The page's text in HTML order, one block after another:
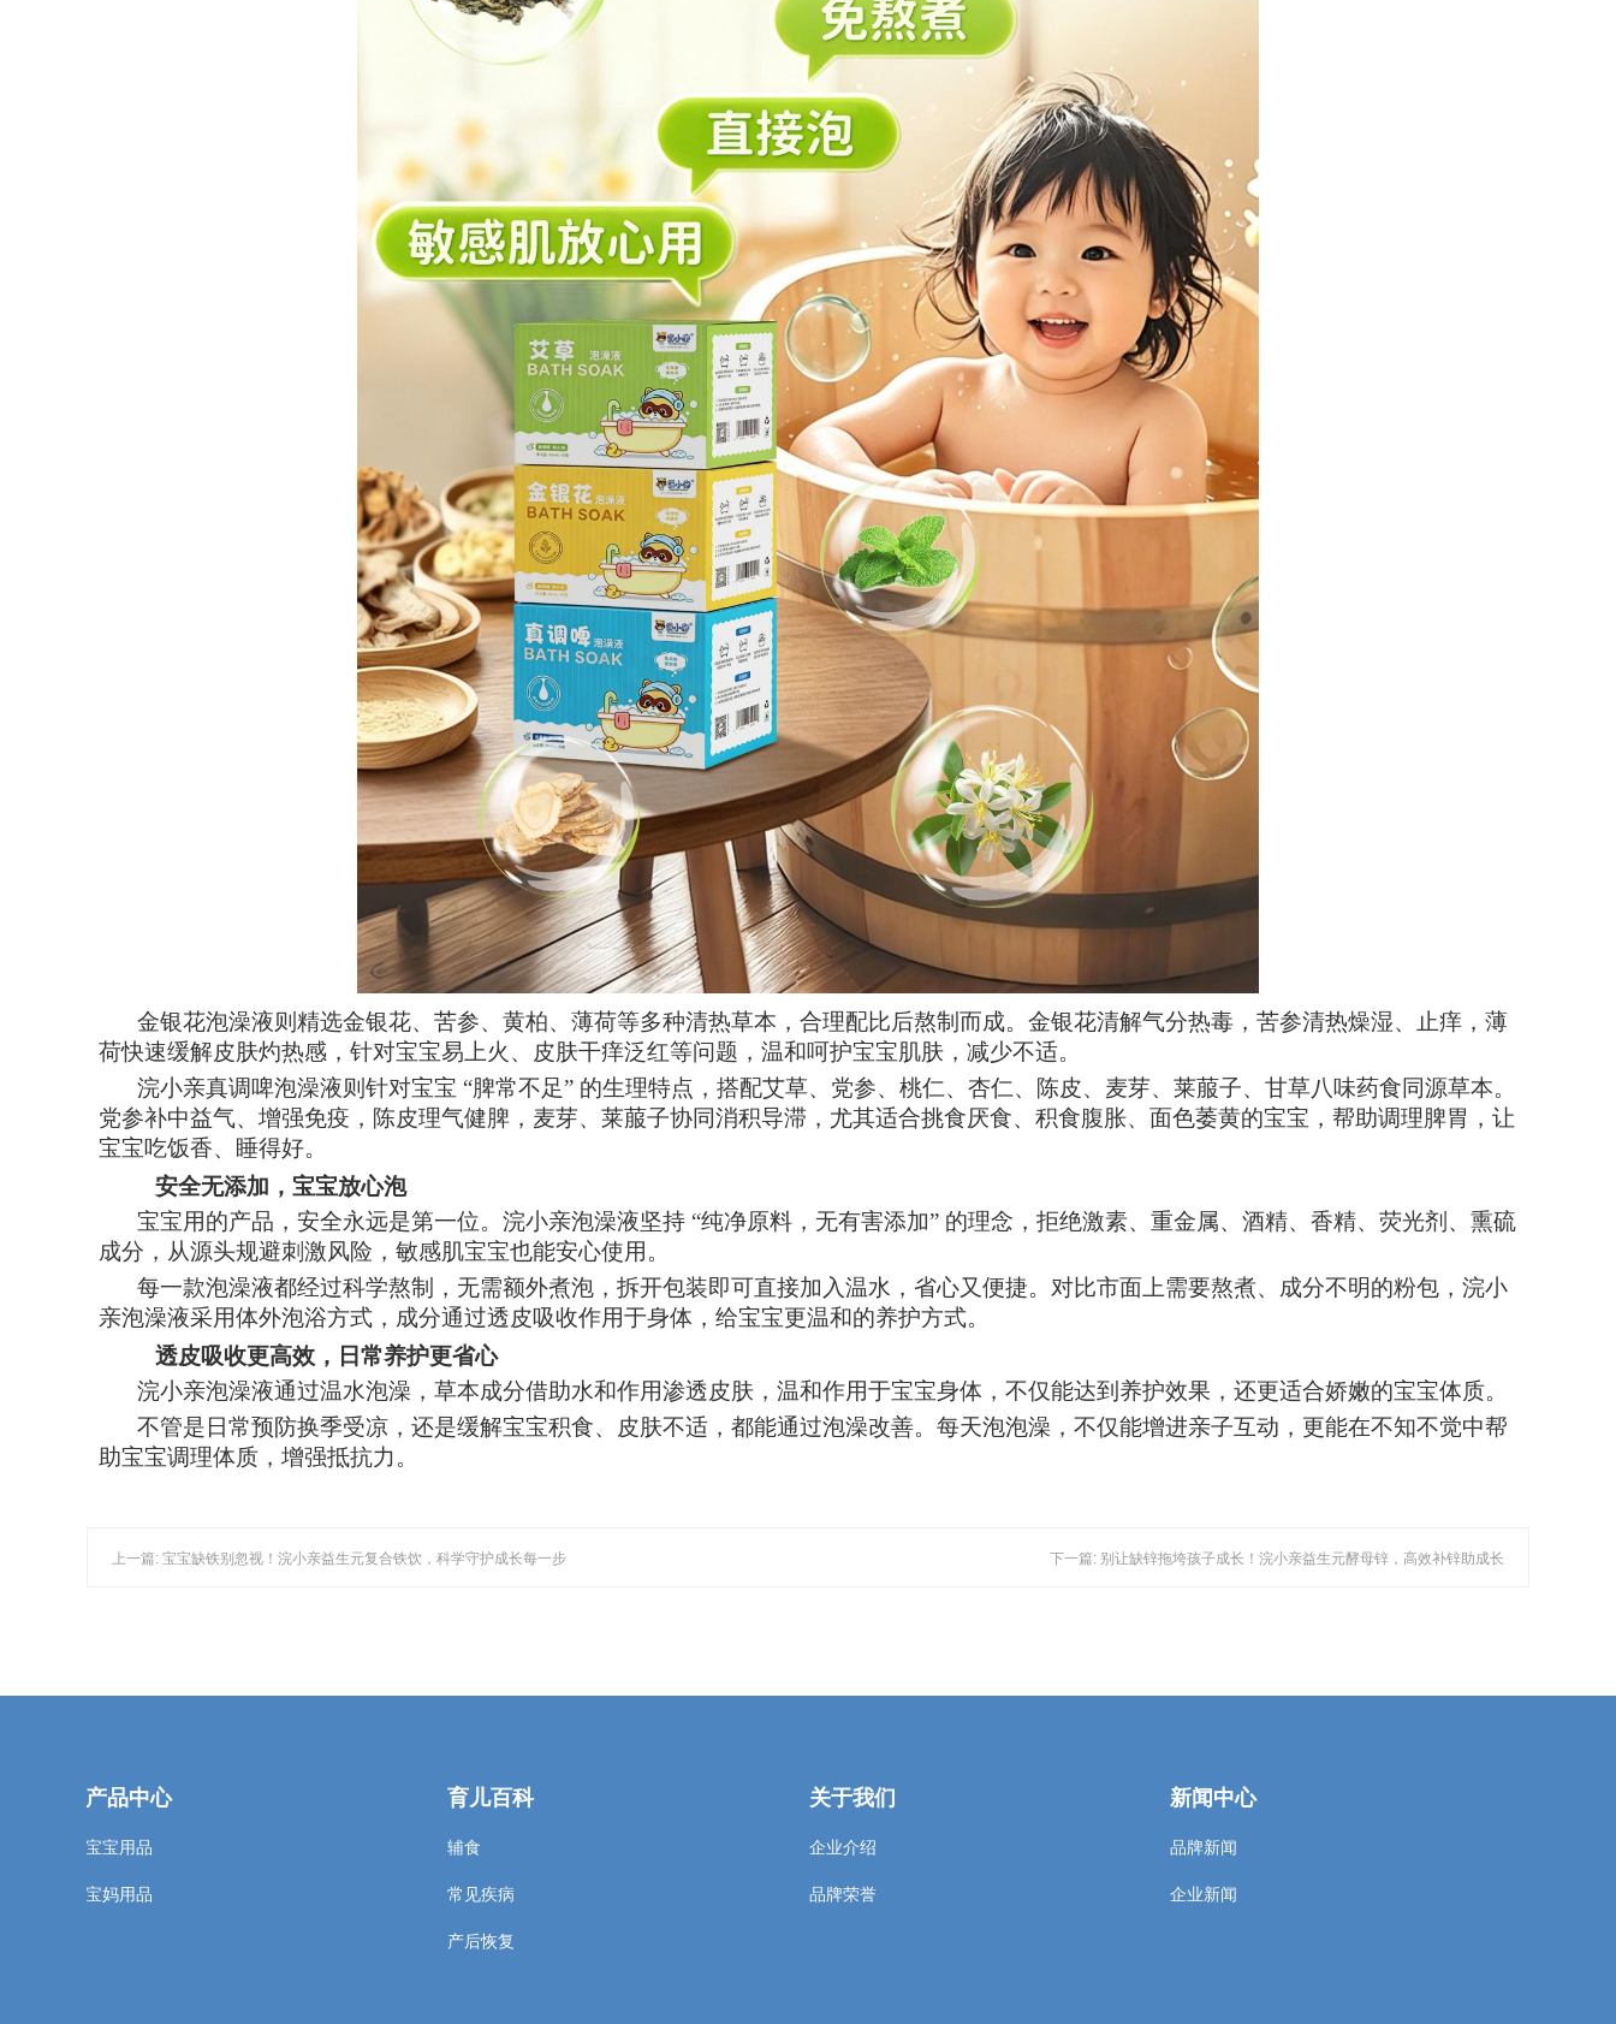
金银花泡澡液则精选金银花、苦参、黄柏、薄荷等多种清热草本，合理配比后熬制而成。金银花清解气分热毒，苦参清热燥湿、止痒，薄
荷快速缓解皮肤灼热感，针对宝宝易上火、皮肤干痒泛红等问题，温和呵护宝宝肌肤，减少不适。
浣小亲真调啤泡澡液则针对宝宝 “脾常不足” 的生理特点，搭配艾草、党参、桃仁、杏仁、陈皮、麦芽、莱菔子、甘草八味药食同源草本。
党参补中益气、增强免疫，陈皮理气健脾，麦芽、莱菔子协同消积导滞，尤其适合挑食厌食、积食腹胀、面色萎黄的宝宝，帮助调理脾胃，让
宝宝吃饭香、睡得好。
安全无添加，宝宝放心泡
宝宝用的产品，安全永远是第一位。浣小亲泡澡液坚持 “纯净原料，无有害添加” 的理念，拒绝激素、重金属、酒精、香精、荧光剂、熏硫
成分，从源头规避刺激风险，敏感肌宝宝也能安心使用。
每一款泡澡液都经过科学熬制，无需额外煮泡，拆开包装即可直接加入温水，省心又便捷。对比市面上需要熬煮、成分不明的粉包，浣小
亲泡澡液采用体外泡浴方式，成分通过透皮吸收作用于身体，给宝宝更温和的养护方式。
透皮吸收更高效，日常养护更省心
浣小亲泡澡液通过温水泡澡，草本成分借助水和作用渗透皮肤，温和作用于宝宝身体， 不仅能达到养护效果， 还更适合娇嫩的宝宝体质。
不管是日常预防换季受凉，还是缓解宝宝积食、皮肤不适，都能通过泡澡改善。每天泡泡澡 ，不仅能增进亲子互动，更能在不知不觉中帮
助宝宝调理体质，增强抵抗力。
上一篇: 宝宝缺铁别忽视！浣小亲益生元复合铁饮，科学守护成长每一步 下一篇: 别让缺锌拖垮孩子成长！浣小亲益生元酵母锌，高效补锌助成长
产品中心
宝宝用品
宝妈用品
育儿百科
辅食
常见疾病
产后恢复
关于我们
企业介绍
品牌荣誉
新闻中心
品牌新闻
企业新闻